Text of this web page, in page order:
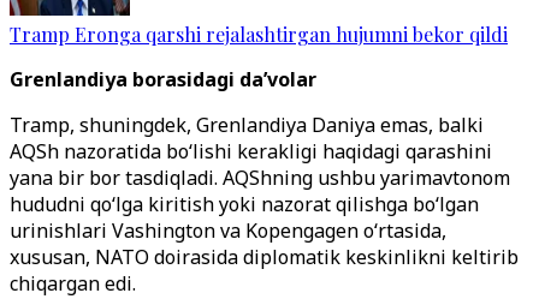
Tramp Eronga qarshi rejalashtirgan hujumni bekor qildi
Grenlandiya borasidagi da’volar
Tramp, shuningdek, Grenlandiya Daniya emas, balki
AQSh nazoratida bo‘lishi kerakligi haqidagi qarashini
yana bir bor tasdiqladi. AQShning ushbu yarimavtonom
hududni qo‘lga kiritish yoki nazorat qilishga bo‘lgan
urinishlari Vashington va Kopengagen o‘rtasida,
xususan, NATO doirasida diplomatik keskinlikni keltirib
chiqargan edi.